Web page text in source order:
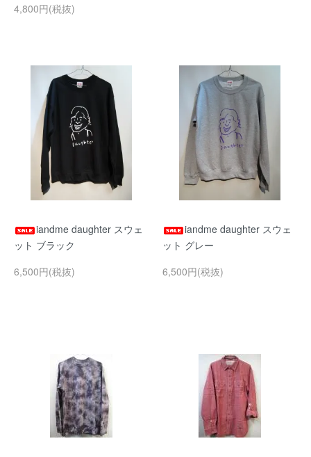
4,800円(税抜)
iandme daughter スウェ
ット ブラック
6,500円(税抜)
iandme daughter スウェ
ット グレー
6,500円(税抜)